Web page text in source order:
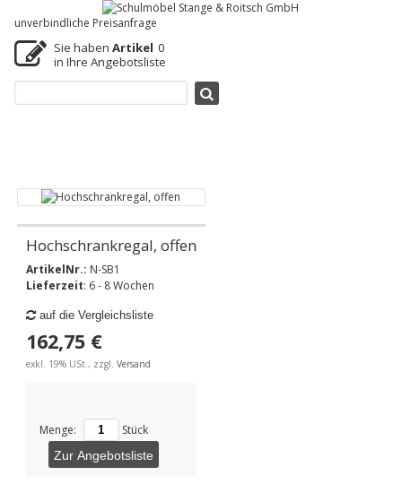
unverbindliche Preisanfrage
Sie haben 0
Artikel
in Ihre Angebotsliste
Hochschrankregal, offen
ArtikelNr.: N-SB1
Lieferzeit: 6 - 8 Wochen
auf die Vergleichsliste
162,75 €
exkl. 19% USt., zzgl. Versand
Menge: Stück
Zur Angebotsliste